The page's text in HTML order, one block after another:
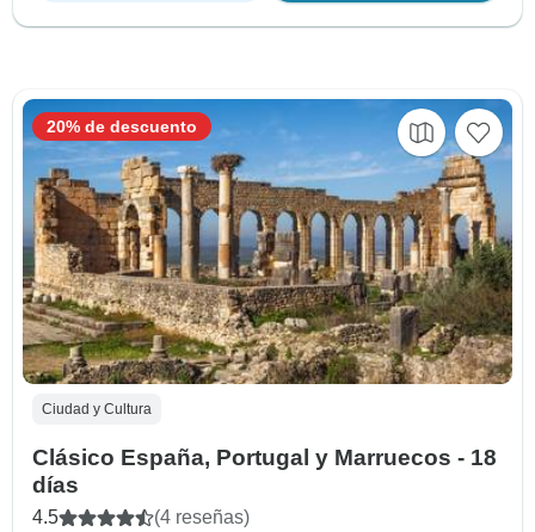
Ciudad y Cultura
Clásico España, Portugal y Marruecos - 18
días
4.5 (4 reseñas)
20% de descuento